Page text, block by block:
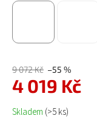
9 072 Kč –55 %
4 019 Kč
Měrná cena:
Skladem (>5 ks)